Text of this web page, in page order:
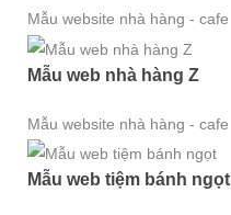
Mẫu website nhà hàng - cafe
Mẫu web nhà hàng Z
Mẫu website nhà hàng - cafe
Mẫu web tiệm bánh ngọt